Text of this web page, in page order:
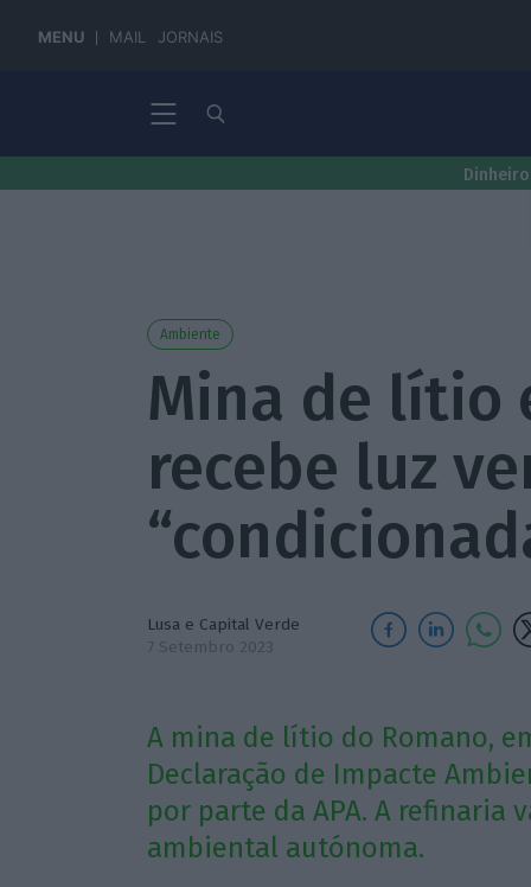
MENU MAIL JORNAIS
Dinheiro
Ambiente
Mina de lítio
recebe luz
Lusa e Capital Verde
7 Setembro 2023
A mina de lítio do Romano,
Declaração de Impacte
por parte da APA. A refinaria
ambiental autónoma.